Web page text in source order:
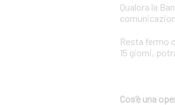
Qualora la
Resta fermo
15 giorni,
Cos’è una